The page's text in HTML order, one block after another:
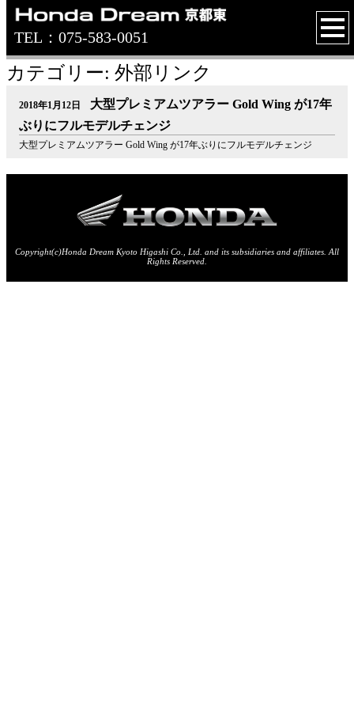
TEL：075-583-0051
カテゴリー: 外部リンク
2018年1月12日
大型プレミアムツアラー Gold Wing が17年
ぶりにフルモデルチェンジ
大型プレミアムツアラー Gold Wing が17年ぶりにフルモデルチェンジ
Copyright(c)Honda Dream Kyoto Higashi Co., Ltd. and its subsidiaries and affiliates. All
Rights Reserved.